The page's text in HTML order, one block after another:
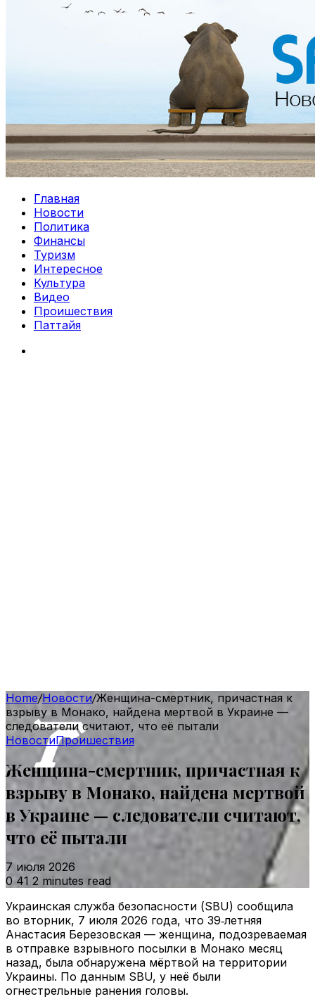
Главная
Новости
Политика
Финансы
Туризм
Интересное
Культура
Видео
Проишествия
Паттайя
Home/Новости/Женщина-смертник, причастная к
взрыву в Монако, найдена мертвой в Украине —
следователи считают, что её пытали
НовостиПроишествия
Женщина-смертник, причастная к
взрыву в Монако, найдена мертвой
в Украине — следователи считают,
что её пытали
7 июля 2026
041 2 minutes read
Украинская служба безопасности (SBU) сообщила
во вторник, 7 июля 2026 года, что 39‑летняя
Анастасия Березовская — женщина, подозреваемая
в отправке взрывного посылки в Монако месяц
назад, была обнаружена мёртвой на территории
Украины. По данным SBU, у неё были
огнестрельные ранения головы.